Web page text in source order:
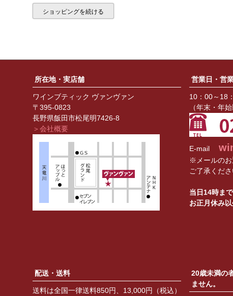
ショッピングを続ける
所在地・実店舗
ワインブティック ヴァンヴァン
〒395-0823
長野県飯田市松尾明7426-8
＞会社概要
営業日・営
10：00～18
（年末・年
E-mail
※メールのお
ご了承くださ
当日14時ま
お正月休み
配送・送料
送料は全国一律送料850円、13,000円（税込）
20歳未満の
ません。